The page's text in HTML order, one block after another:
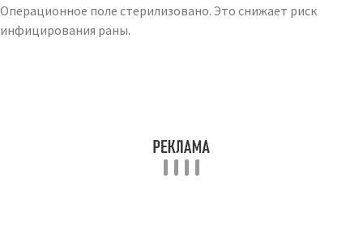
Операционное поле стерилизовано. Это снижает риск
инфицирования раны.